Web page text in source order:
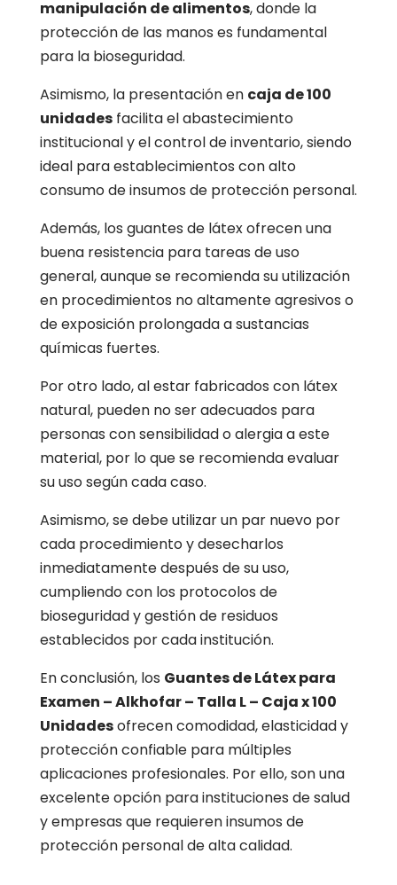
manipulación de alimentos, donde la
protección de las manos es fundamental
para la bioseguridad.
Asimismo, la presentación en caja de 100
unidadesfacilita el abastecimiento
institucional y el control de inventario, siendo
ideal para establecimientos con alto
consumo de insumos de protección personal.
Además, los guantes de látex ofrecen una
buena resistencia para tareas de uso
general, aunque se recomienda su utilización
en procedimientos no altamente agresivos o
de exposición prolongada a sustancias
químicas fuertes.
Por otro lado, al estar fabricados con látex
natural, pueden no ser adecuados para
personas con sensibilidad o alergia a este
material, por lo que se recomienda evaluar
su uso según cada caso.
Asimismo, se debe utilizar un par nuevo por
cada procedimiento y desecharlos
inmediatamente después de su uso,
cumpliendo con los protocolos de
bioseguridad y gestión de residuos
establecidos por cada institución.
En conclusión, los Guantes de Látex para
Examen – Alkhofar – Talla L – Caja x 100
Unidadesofrecen comodidad, elasticidad y
protección confiable para múltiples
aplicaciones profesionales. Por ello, son una
excelente opción para instituciones de salud
y empresas que requieren insumos de
protección personal de alta calidad.